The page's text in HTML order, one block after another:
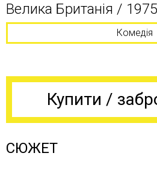
Велика Британія /
Комедія
Купити /
СЮЖЕТ